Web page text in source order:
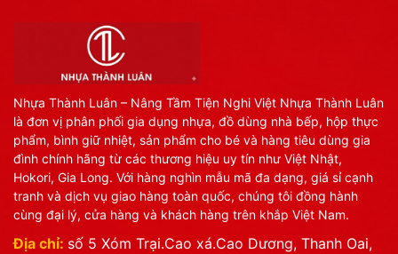
Nhựa Thành Luân – Nâng Tầm Tiện Nghi Việt Nhựa Thành Luân
là đơn vị phân phối gia dụng nhựa, đồ dùng nhà bếp, hộp thực
phẩm, bình giữ nhiệt, sản phẩm cho bé và hàng tiêu dùng gia
đình chính hãng từ các thương hiệu uy tín như Việt Nhật,
Hokori, Gia Long. Với hàng nghìn mẫu mã đa dạng, giá sỉ cạnh
tranh và dịch vụ giao hàng toàn quốc, chúng tôi đồng hành
cùng đại lý, cửa hàng và khách hàng trên khắp Việt Nam.
Địa chỉ: số 5 Xóm Trại.Cao xá.Cao Dương, Thanh Oai,